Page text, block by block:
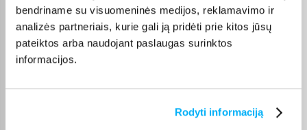
bendriname su visuomeninės medijos, reklamavimo ir
analizės partneriais, kurie gali ją pridėti prie kitos jūsų
pateiktos arba naudojant paslaugas surinktos
informacijos.
Rodyti informaciją
Užsakymas atėjo greitai. Viskas sklandžiai.
Jolita P.
Patvirtintas pirkėjas